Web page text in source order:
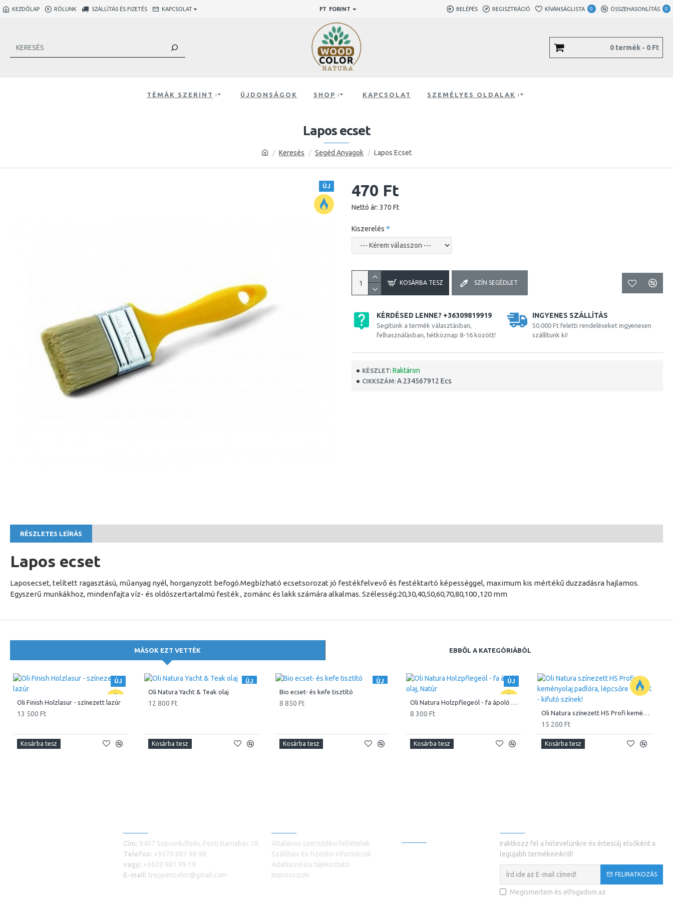
KEZDŐLAP RÓLUNK SZÁLLÍTÁS ÉS FIZETÉS KAPCSOLAT FT FORINT BELÉPÉS REGISZTRÁCIÓ KÍVÁNSÁGLISTA 0 ÖSSZEHASONLÍTÁS 0
0 termék - 0 Ft
TÉMÁK SZERINT ÚJDONSÁGOK SHOP KAPCSOLAT SZEMÉLYES OLDALAK
Keresés Segéd Anyagok Lapos Ecset
Lapos ecset
ÚJ
KÉRDÉSED LENNE? +36309819919
Segítünk a termék vàlasztàsban,
felhasznàlàsban, hétköznap 8-16 között!
INGYENES SZÁLLÍTÁS
50.000 Ft feletti rendeléseket ingyenesen
szállítunk ki!
KÉSZLET: Raktáron
CIKKSZÁM: A 234567912 Ecs
470 Ft
Nettó ár: 370 Ft
Kiszerelés
KOSÁRBA TESZ SZÍN SEGÉDLET
RÉSZLETES LEÍRÁS
Lapos ecset
Laposecset, telített ragasztású, műanyag nyél, horganyzott befogó.Megbízható ecsetsorozat jó festékfelvevő és festéktartó képességgel, maximum kis mértékű duzzadásra hajlamos.
Egyszerű munkákhoz, mindenfajta víz- és oldószertartalmú festék , zománc és lakk számára alkalmas. Szélesség:20,30,40,50,60,70,80,100 ,120 mm
MÁSOK EZT VETTÉK EBBŐL A KATEGÓRIÁBÓL
ÚJ
Oli Finish Holzlasur - színezett lazúr
13 500 Ft
Kosárba tesz
ÚJ
Oli Natura Yacht & Teak olaj
12 800 Ft
Kosárba tesz
ÚJ
Bio ecset- és kefe tisztító
8 850 Ft
Kosárba tesz
ÚJ
Oli Natura Holzpflegeöl - fa ápoló olaj, Natúr
8 300 Ft
Kosárba tesz
Oli Natura színezett HS Profi keményolaj padlóra, lépcsőre 1K / 2K - kifutó színek!
15 200 Ft
Kosárba tesz
Cím: 9407 Sopronkőhida, Pesti Barnabás 18.
Telefon: +3670 881 98 98
vagy: +3630 981 99 19
E-mail: treppencolor@gmail.com
Általános szerződési feltételek
Szállítási és fizetési információk
Adatkezelési tájékoztató
Impresszum
Iraktkozz fel a hírlevelünkre és értesülj elsőként a
legújabb termékeinkről!
FELIRATKOZÁS
Megismertem és elfogadom az